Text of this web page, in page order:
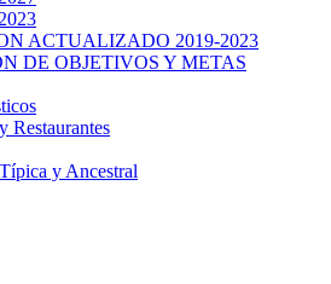
ACTUALIZADO 2019-2023
DE OBJETIVOS Y METAS
Restaurantes
y Ancestral